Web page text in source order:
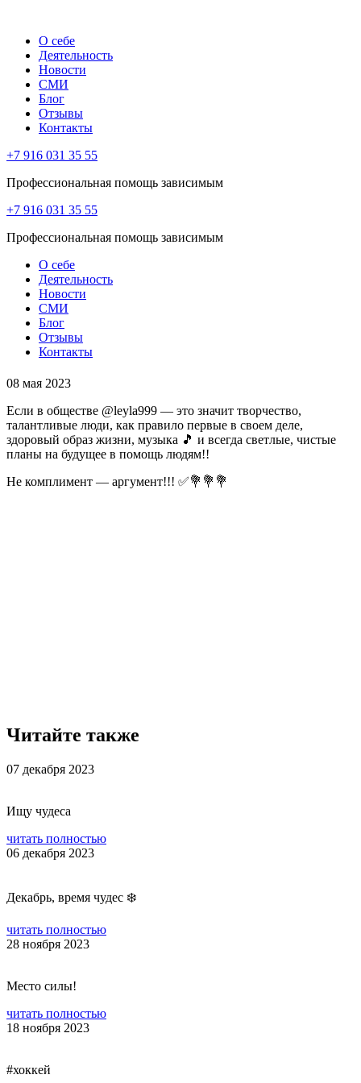
О себе
Деятельность
Новости
СМИ
Блог
Отзывы
Контакты
+7 916 031 35 55
Профессиональная помощь зависимым
+7 916 031 35 55
Профессиональная помощь зависимым
О себе
Деятельность
Новости
СМИ
Блог
Отзывы
Контакты
08 мая 2023
Если в обществе @leyla999 — это значит творчество,
талантливые люди, как правило первые в своем деле,
здоровый образ жизни, музыка 🎵 и всегда светлые, чистые
планы на будущее в помощь людям!!
Не комплимент — аргумент!!! ✅💐💐💐
Читайте также
07 декабря 2023
Ищу чудеса
читать полностью
06 декабря 2023
Декабрь, время чудес ❄️
читать полностью
28 ноября 2023
Место силы!
читать полностью
18 ноября 2023
#хоккей